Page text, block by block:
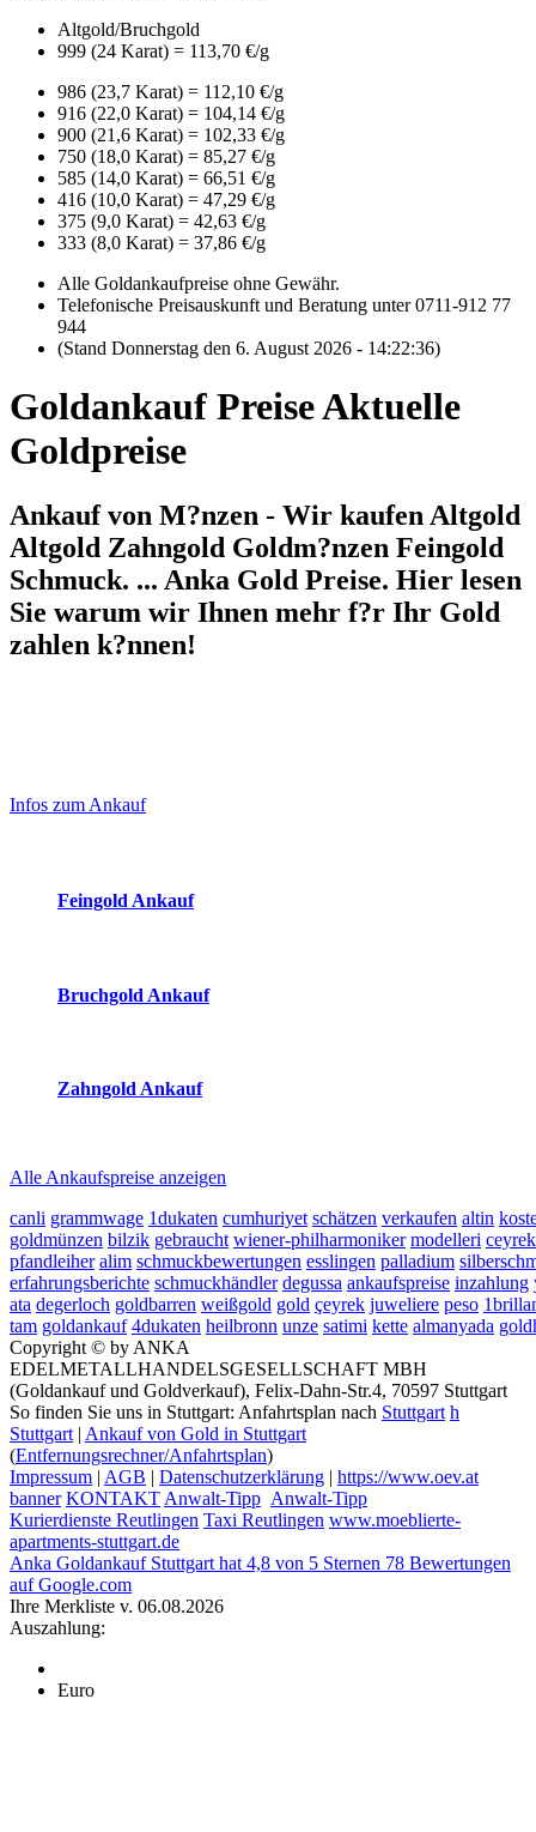
Altgold/Bruchgold
999 (24 Karat) = 113,70 €/g
986 (23,7 Karat) = 112,10 €/g
916 (22,0 Karat) = 104,14 €/g
900 (21,6 Karat) = 102,33 €/g
750 (18,0 Karat) = 85,27 €/g
585 (14,0 Karat) = 66,51 €/g
416 (10,0 Karat) = 47,29 €/g
375 (9,0 Karat) = 42,63 €/g
333 (8,0 Karat) = 37,86 €/g
Alle Goldankaufpreise ohne Gewähr.
Telefonische Preisauskunft und Beratung unter 0711-912 77
944
(Stand Donnerstag den 6. August 2026 - 14:22:36)
Goldankauf Preise Aktuelle
Goldpreise
Ankauf von M?nzen - Wir kaufen Altgold
Altgold Zahngold Goldm?nzen Feingold
Schmuck. ... Anka Gold Preise. Hier lesen
Sie warum wir Ihnen mehr f?r Ihr Gold
zahlen k?nnen!
Sidebar
Infos zum Ankauf
Feingold Ankauf
Bruchgold Ankauf
Zahngold Ankauf
Alle Ankaufspreise anzeigen
canli grammwage 1dukaten cumhuriyet schätzen verkaufen altin
goldmünzen bilzik gebraucht wiener-philharmoniker modelleri ceyrek
pfandleiher alim schmuckbewertungen esslingen palladium
erfahrungsberichte schmuckhändler degussa ankaufspreise inzahlung
ata degerloch goldbarren weißgold gold çeyrek juweliere peso
tam goldankauf 4dukaten heilbronn unze satimi kette almanyada
Copyright © by ANKA
EDELMETALLHANDELSGESELLSCHAFT MBH
(Goldankauf und Goldverkauf), Felix-Dahn-Str.4, 70597 Stuttgart
So finden Sie uns in Stuttgart: Anfahrtsplan nach Stuttgart h
Stuttgart | Ankauf von Gold in Stuttgart
(Entfernungsrechner/Anfahrtsplan)
Impressum | AGB | Datenschutzerklärung | https://www.oev.at
banner KONTAKT Anwalt-Tipp Anwalt-Tipp
Kurierdienste Reutlingen Taxi Reutlingen www.moeblierte-
apartments-stuttgart.de
Anka Goldankauf Stuttgart hat 4,8 von 5 Sternen 78 Bewertungen
auf Google.com
Ihre Merkliste v. 06.08.2026
Auszahlung:
Euro